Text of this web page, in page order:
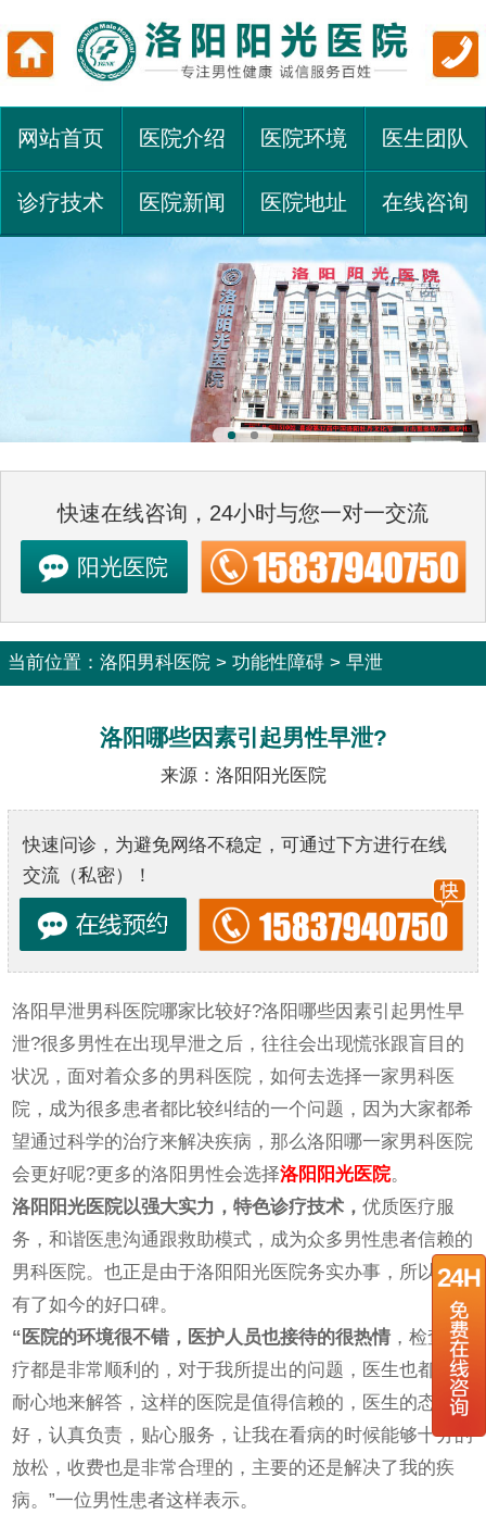
网站首页 医院介绍 医院环境 医生团队
诊疗技术 医院新闻 医院地址 在线咨询
快速在线咨询，24小时与您一对一交流
阳光医院
当前位置： 洛阳男科医院 > 功能性障碍 > 早泄
洛阳哪些因素引起男性早泄?
来源：洛阳阳光医院
快速问诊，为避免网络不稳定，可通过下方进行在线
交流（私密）！
洛阳早泄男科医院哪家比较好?洛阳哪些因素引起男性早
泄?很多男性在出现早泄之后，往往会出现慌张跟盲目的
状况，面对着众多的男科医院，如何去选择一家男科医
院，成为很多患者都比较纠结的一个问题，因为大家都希
望通过科学的治疗来解决疾病，那么洛阳哪一家男科医院
会更好呢?更多的洛阳男性会选择洛阳阳光医院。
洛阳阳光医院以强大实力，特色诊疗技术，优质医疗服
务，和谐医患沟通跟救助模式，成为众多男性患者信赖的
男科医院。也正是由于洛阳阳光医院务实办事，所以才会
有了如今的好口碑。
“医院的环境很不错，医护人员也接待的很热情 ，检查治
疗都是非常顺利的，对于我所提出的问题，医生也都很有
耐心地来解答，这样的医院是值得信赖的，医生的态度
好，认真负责，贴心服务，让我在看病的时候能够十分的
放松，收费也是非常合理的，主要的还是解决了我的疾
病。”一位男性患者这样表示。